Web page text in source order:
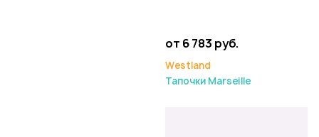
от 6 783 руб.
Westland
Тапочки Marseille